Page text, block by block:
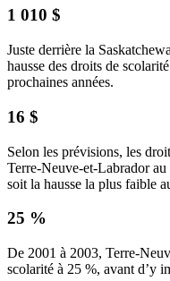
1 010 $
Juste derrière la
hausse des droits de
prochaines années.
16 $
Selon les prévisions, les
Terre-Neuve-et-Labrador au
soit la hausse la plus faible
25 %
De 2001 à 2003, Terre-
scolarité à 25 %, avant d’y